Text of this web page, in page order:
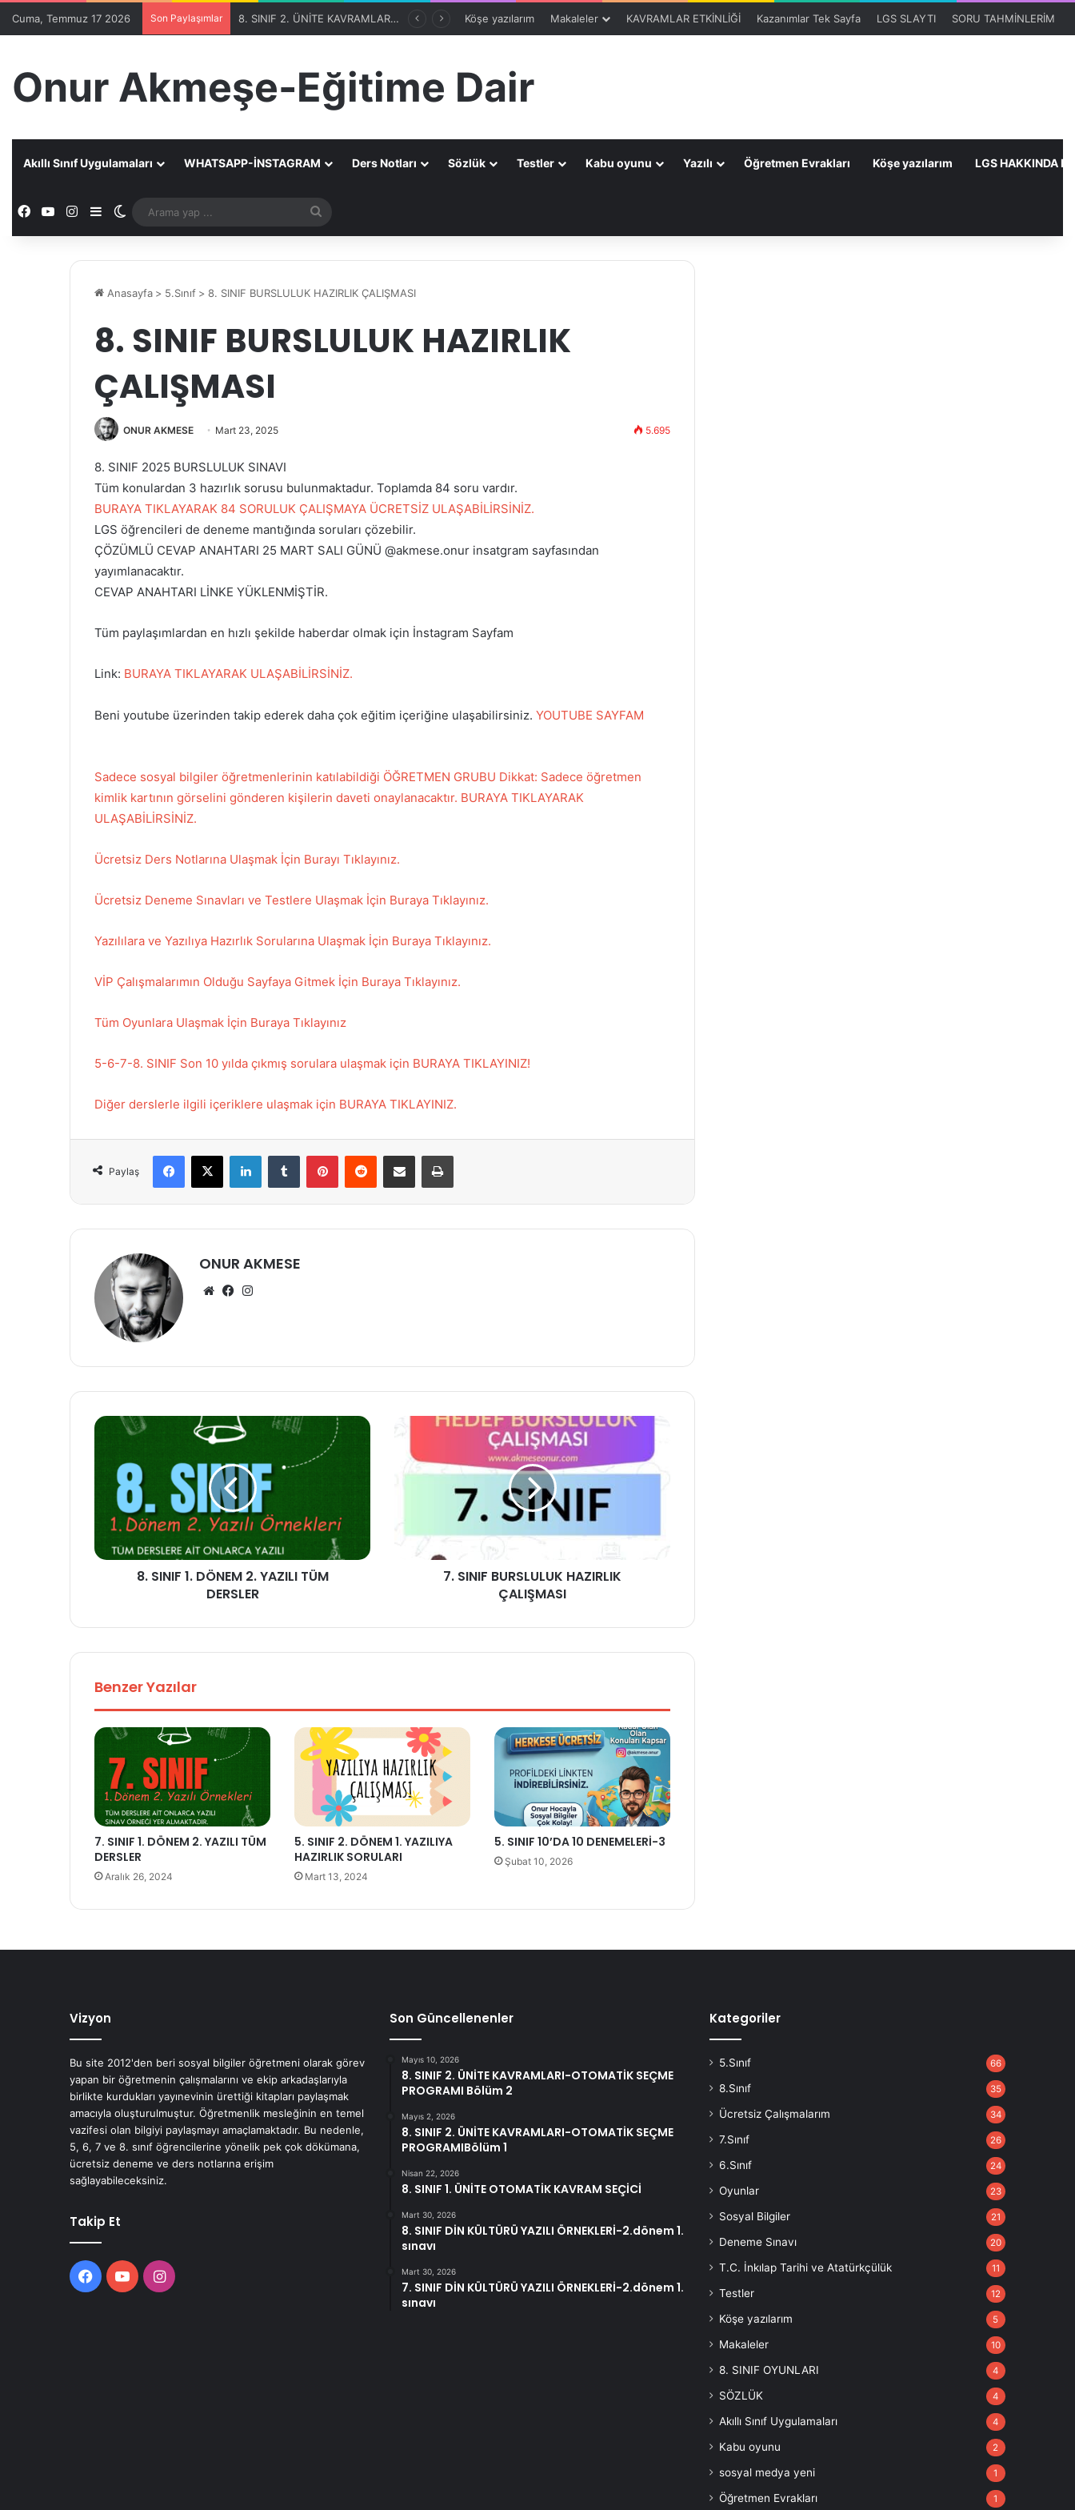
Cuma, Temmuz 17 2026 Son Paylaşımlar 8. SINIF 2. ÜNİTE KAVRAMLARI-OTOMATİK SEÇME PROGRAMIBölüm 1 Köşe yazılarım Makaleler KAVRAMLAR ETKİNLİĞİ Kazanımlar Tek Sayfa LGS SLAYTI SORU TAHMİNLERİM
Onur Akmeşe-Eğitime Dair
Akıllı Sınıf Uygulamaları WHATSAPP-İNSTAGRAM Ders Notları Sözlük Testler Kabu oyunu Yazılı Öğretmen Evrakları Köşe yazılarım LGS HAKKINDA
FacebookYouTubeInstagramKenar Bölmesi
Dış görünümü değiştir
yap
Anasayfa > 5.Sınıf > 8. SINIF BURSLULUK HAZIRLIK ÇALIŞMASI
8. SINIF BURSLULUK HAZIRLIK
ÇALIŞMASI
ONUR AKMESE Mart 23, 2025 5.695
8. SINIF 2025 BURSLULUK SINAVI
Tüm konulardan 3 hazırlık sorusu bulunmaktadur. Toplamda 84 soru vardır.
BURAYA TIKLAYARAK 84 SORULUK ÇALIŞMAYA ÜCRETSİZ ULAŞABİLİRSİNİZ.
LGS öğrencileri de deneme mantığında soruları çözebilir.
ÇÖZÜMLÜ CEVAP ANAHTARI 25 MART SALI GÜNÜ @akmese.onur insatgram sayfasından
yayımlanacaktır.
CEVAP ANAHTARI LİNKE YÜKLENMİŞTİR.
Tüm paylaşımlardan en hızlı şekilde haberdar olmak için İnstagram Sayfam
Link: BURAYA TIKLAYARAK ULAŞABİLİRSİNİZ.
Beni youtube üzerinden takip ederek daha çok eğitim içeriğine ulaşabilirsiniz. YOUTUBE SAYFAM
Sadece sosyal bilgiler öğretmenlerinin katılabildiği ÖĞRETMEN GRUBU Dikkat: Sadece öğretmen
kimlik kartının görselini gönderen kişilerin daveti onaylanacaktır. BURAYA TIKLAYARAK
ULAŞABİLİRSİNİZ.
Ücretsiz Ders Notlarına Ulaşmak İçin Burayı Tıklayınız.
Ücretsiz Deneme Sınavları ve Testlere Ulaşmak İçin Buraya Tıklayınız.
Yazılılara ve Yazılıya Hazırlık Sorularına Ulaşmak İçin Buraya Tıklayınız.
VİP Çalışmalarımın Olduğu Sayfaya Gitmek İçin Buraya Tıklayınız.
Tüm Oyunlara Ulaşmak İçin Buraya Tıklayınız
5-6-7-8. SINIF Son 10 yılda çıkmış sorulara ulaşmak için BURAYA TIKLAYINIZ!
Diğer derslerle ilgili içeriklere ulaşmak için BURAYA TIKLAYINIZ.
Paylaş
Facebook LinkedIn Tumblr PinterestReddit E-Posta ile paylaş
ONUR AKMESE
WebFacebook
8. SINIF 1. DÖNEM 2. YAZILI TÜM
DERSLER
7. SINIF BURSLULUK HAZIRLIK
ÇALIŞMASI
Benzer Yazılar
7. SINIF 1. DÖNEM 2. YAZILI TÜM
DERSLER
Aralık 26, 2024
5. SINIF 2. DÖNEM 1. YAZILIYA
HAZIRLIK SORULARI
Mart 13, 2024
5. SINIF 10’DA 10 DENEMELERİ-3
Şubat 10, 2026
Vizyon
Bu site 2012'den beri sosyal bilgiler öğretmeni olarak görev
yapan bir öğretmenin çalışmalarını ve ekip arkadaşlarıyla
birlikte kurdukları yayınevinin ürettiği kitapları paylaşmak
amacıyla oluşturulmuştur. Öğretmenlik mesleğinin en temel
vazifesi olan bilgiyi paylaşmayı amaçlamaktadır. Bu nedenle,
5, 6, 7 ve 8. sınıf öğrencilerine yönelik pek çok dökümana,
ücretsiz deneme ve ders notlarına erişim
sağlayabileceksiniz.
Takip Et
Facebook
YouTubeInstagram
Son Güncellenenler
Mayıs 10, 2026
8. SINIF 2. ÜNİTE KAVRAMLARI-OTOMATİK SEÇME
PROGRAMI Bölüm 2
Mayıs 2, 2026
8. SINIF 2. ÜNİTE KAVRAMLARI-OTOMATİK SEÇME
PROGRAMIBölüm 1
Nisan 22, 2026
8. SINIF 1. ÜNİTE OTOMATİK KAVRAM SEÇİCİ
Mart 30, 2026
8. SINIF DİN KÜLTÜRÜ YAZILI ÖRNEKLERİ-2.dönem 1.
sınavı
Mart 30, 2026
7. SINIF DİN KÜLTÜRÜ YAZILI ÖRNEKLERİ-2.dönem 1.
sınavı
Kategoriler
5.Sınıf 66
8.Sınıf 35
Ücretsiz Çalışmalarım 34
7.Sınıf 26
6.Sınıf 24
Oyunlar 23
Sosyal Bilgiler 21
Deneme Sınavı 20
T.C. İnkılap Tarihi ve Atatürkçülük 11
Testler 12
Köşe yazılarım 5
Makaleler 10
8. SINIF OYUNLARI 4
SÖZLÜK 4
Akıllı Sınıf Uygulamaları 4
Kabu oyunu 2
sosyal medya yeni 1
Öğretmen Evrakları 1